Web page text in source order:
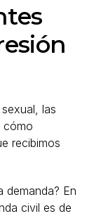
las
cómo
recibimos
demanda? En
civil es de